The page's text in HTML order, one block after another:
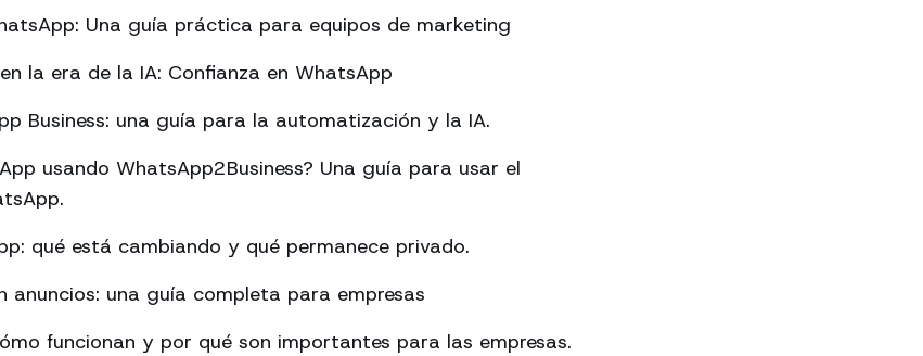
Una guía práctica para equipos de marketing
la era de la IA: Confianza en WhatsApp
Business: una guía para la automatización y la IA.
usando WhatsApp2Business? Una guía para usar el
qué está cambiando y qué permanece privado.
anuncios: una guía completa para empresas
funcionan y por qué son importantes para las empresas.